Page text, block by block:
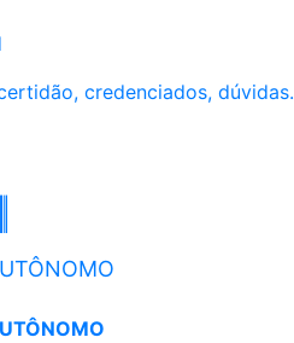
credenciados, dúvidas.